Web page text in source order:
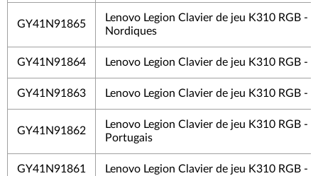
GY41N91865
Lenovo Legion Clavier de jeu K310 RGB -
Nordiques
GY41N91864 Lenovo Legion Clavier de jeu K310 RGB -
GY41N91863 Lenovo Legion Clavier de jeu K310 RGB -
GY41N91862
Lenovo Legion Clavier de jeu K310 RGB -
Portugais
GY41N91861 Lenovo Legion Clavier de jeu K310 RGB -